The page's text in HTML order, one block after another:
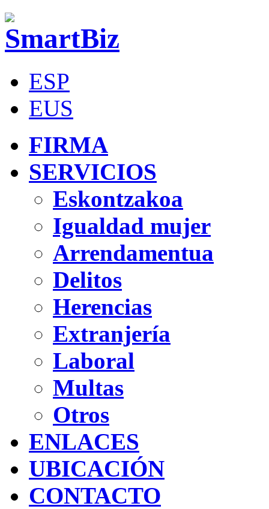
ESP
EUS
FIRMA
SERVICIOS
Eskontzakoa
Igualdad mujer
Arrendamentua
Delitos
Herencias
Extranjería
Laboral
Multas
Otros
ENLACES
UBICACIÓN
CONTACTO